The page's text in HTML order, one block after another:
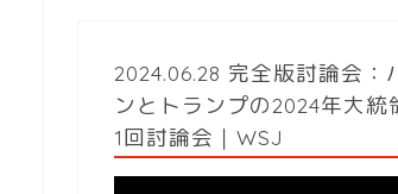
2024.06.28 完全版討論会：
ンとトランプの2024年大統
1回討論会｜WSJ